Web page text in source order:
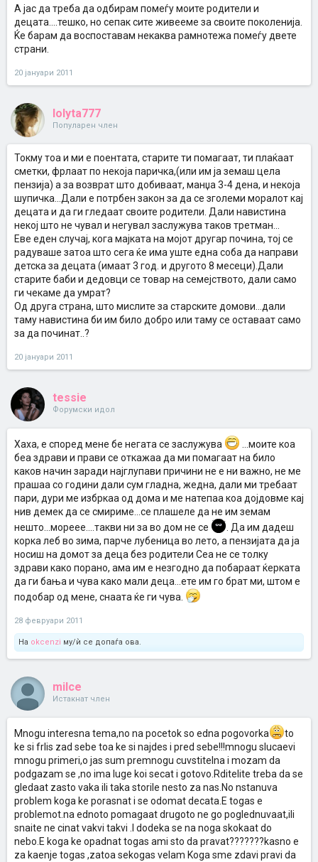
А јас да треба да одбирам помеѓу моите родители и
децата....тешко, но сепак сите живееме за своите поколенија.
Ќе барам да воспоставам некаква рамнотежа помеѓу двете
страни.
20 јануари 2011
lolyta777
Популарен член
Токму тоа и ми е поентата, старите ти помагаат, ти плаќаат
сметки, фрлаат по некоја паричка,(или им ја земаш цела
пензија) а за возврат што добиваат, манџа 3-4 дена, и некоја
шупичка...Дали е потрбен закон за да се зголеми моралот кај
децата и да ги гледаат своите родители. Дали навистина
некој што не чувал и негувал заслужува таков третман...
Еве еден случај, кога мајката на мојот другар почина, тој се
радуваше затоа што сега ќе има уште една соба да направи
детска за децата (имаат 3 год. и другото 8 месеци).Дали
старите баби и дедовци се товар на семејството, дали само
ги чекаме да умрат?
Од друга страна, што мислите за старските домови...дали
таму навистина би им било добро или таму се оставаат само
за да починат..?
20 јануари 2011
tessie
Форумски идол
Хаха, е според мене бе негата се заслужува
...моите коа
беа здрави и прави се откажаа да ми помагаат на било
каков начин заради најглупави причини не е ни важно, не ме
прашаа со години дали сум гладна, жедна, дали ми требаат
пари, дури ме избркаа од дома и ме натепаа коа дојдовме кај
нив демек да се смириме...се плашеле да не им земам
нешто...мореее....такви ни за во дом не се
. Да им дадеш
корка леб во зима, парче лубеница во лето, а пензијата да ја
носиш на домот за деца без родители Сеа не се толку
здрави како порано, ама им е незгодно да побараат ќерката
да ги бања и чува како мали деца...ете им го брат ми, штом е
подобар од мене, снаата ќе ги чува.
28 февруари 2011
На okcenzi му/ѝ се допаѓа ова.
milce
Истакнат член
Mnogu interesna tema,no na pocetok so edna pogovorka
to
ke si frlis zad sebe toa ke si najdes i pred sebe!!!mnogu slucaevi
mnogu primeri,o jas sum premnogu cuvstitelna i mozam da
podgazam se ,no ima luge koi secat i gotovo.Rditelite treba da se
gledaat zasto vaka ili taka storile nesto za nas.No nstanuva
problem koga ke porasnat i se odomat decata.E togas e
problemot.na ednoto pomagaat drugoto ne go poglednuvaat,ili
snaite ne cinat vakvi takvi .I dodeka se na noga skokaat do
nebo.E koga ke opadnat togas ami sto da pravat???????kasno e
za kaenje togas ,zatoa sekogas velam Koga sme zdavi pravi da